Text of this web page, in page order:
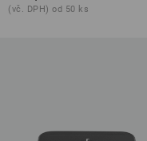
(vč. DPH) od 50 ks